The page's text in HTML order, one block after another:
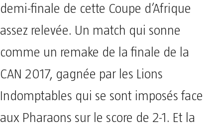
demi-finale de cette Coupe d’Afrique
assez relevée. Un match qui sonne
comme un remake de la finale de la
CAN 2017, gagnée par les Lions
Indomptables qui se sont imposés face
aux Pharaons sur le score de 2-1. Et la